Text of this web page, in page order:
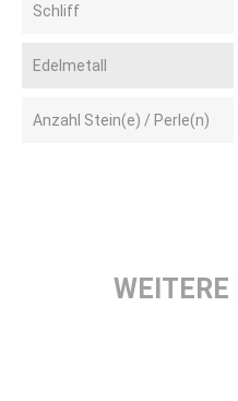
Schliff
Edelmetall
Anzahl Stein(e) / Perle(n)
WEITERE